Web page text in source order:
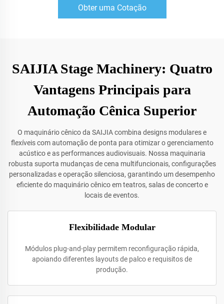
Obter uma Cotação
SAIJIA Stage Machinery: Quatro
Vantagens Principais para
Automação Cênica Superior
O maquinário cênico da SAIJIA combina designs modulares e
flexíveis com automação de ponta para otimizar o gerenciamento
acústico e as performances audiovisuais. Nossa maquinaria
robusta suporta mudanças de cena multifuncionais, configurações
personalizadas e operação silenciosa, garantindo um desempenho
eficiente do maquinário cênico em teatros, salas de concerto e
locais de eventos.
Flexibilidade Modular
Módulos plug-and-play permitem reconfiguração rápida,
apoiando diferentes layouts de palco e requisitos de
produção.